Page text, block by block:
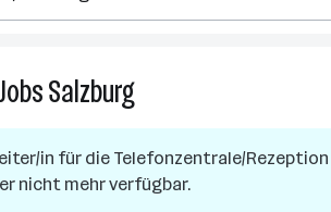
Salzburg31
Rezeption
in
Salzburg
in für die Telefonzentrale/Rezeption
nicht mehr verfügbar.